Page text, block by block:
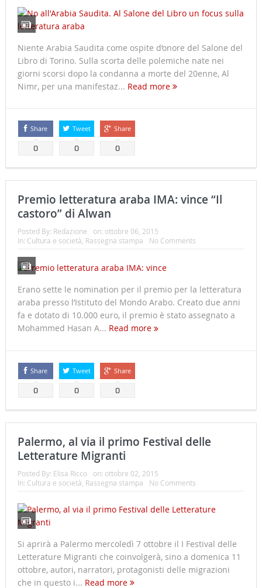
Niente Arabia Saudita come ospite d’onore del Salone del
Libro di Torino. Sulla scorta delle polemiche nate nei
giorni scorsi dopo la condanna a morte del 20enne, Al
Nimr, per una manifestaz... Read more
Share
0
Tweet
0
Share
0
Premio letteratura araba IMA: vince “Il
castoro” di Alwan
Posted By: Redazione on: ottobre 06, 2015
In: Cultura e società Rassegna stampa No Comments
Erano sette le nomination per il premio per la letteratura
araba presso l’Istituto del Mondo Arabo. Creato due anni
fa e dotato di 10.000 euro, il premio è stato assegnato a
Mohammed Hasan A... Read more
Share
0
Tweet
0
Share
0
Palermo, al via il primo Festival delle
Letterature Migranti
Posted By: Elisa Ricco on: ottobre 02, 2015
In: Cultura e società Rassegna stampa No Comments
Si aprirà a Palermo mercoledì 7 ottobre il I Festival delle
Letterature Migranti che coinvolgerà, sino a domenica 11
ottobre, autori, narratori, protagonisti delle migrazioni
che in questo i... Read more